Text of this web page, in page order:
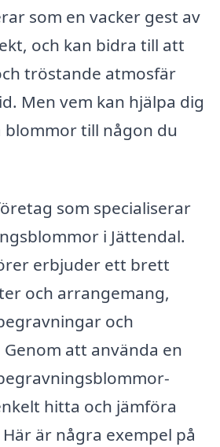
som en vacker gest av
och kan bidra till att
tröstande atmosfär
Men vem kan hjälpa dig
blommor till någon du
som specialiserar
i Jättendal.
erbjuder ett brett
och arrangemang,
och
att använda en
hitta och jämföra
är några exempel på